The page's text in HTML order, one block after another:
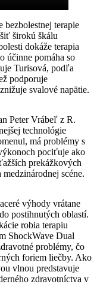
terapie
širokú škálu
dokáže terapia
účinne pomáha so
Turisová, podľa
podporuje
svalové napätie.
Peter Vrábeľ z R.
technológie
má problémy s
pociťuje ako
prekážkových
scéne.
výhody vrátane
postihnutých oblastí.
robia terapiu
ShockWave Dual
problémy, čo
foriem liečby. Ako
vlnou predstavuje
zdravotníctva v